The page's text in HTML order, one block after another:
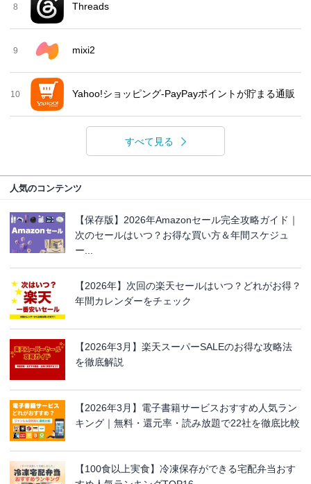
8 Threads
9 mixi2
10 Yahoo!ショッピング-PayPayポイントが貯まる通販
すべて見る
人気のコンテンツ
【保存版】2026年Amazonセール完全攻略ガイド｜
次のセールはいつ？お得な買い方＆年間スケジュ
ー...
【2026年】次回の楽天セールはいつ？どれがお得？
年間カレンダーをチェック
【2026年3月】楽天スーパーSALEのお得な攻略法
を徹底解説
【2026年3月】電子書籍サービスおすすめ人気ラン
キング｜無料・還元率・読み放題で22社を徹底比較
【100食以上実食】冷凍保存ができる宅配弁当おす